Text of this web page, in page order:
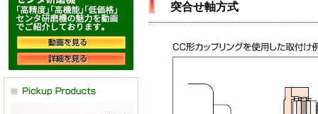
突合せ軸方式